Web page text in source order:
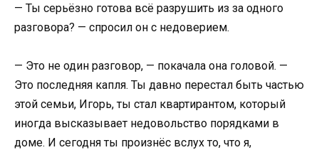
— Ты серьёзно готова всё разрушить из за одного
разговора? — спросил он с недоверием.
— Это не один разговор, — покачала она головой. —
Это последняя капля. Ты давно перестал быть частью
этой семьи, Игорь, ты стал квартирантом, который
иногда высказывает недовольство порядками в
доме. И сегодня ты произнёс вслух то, что я,